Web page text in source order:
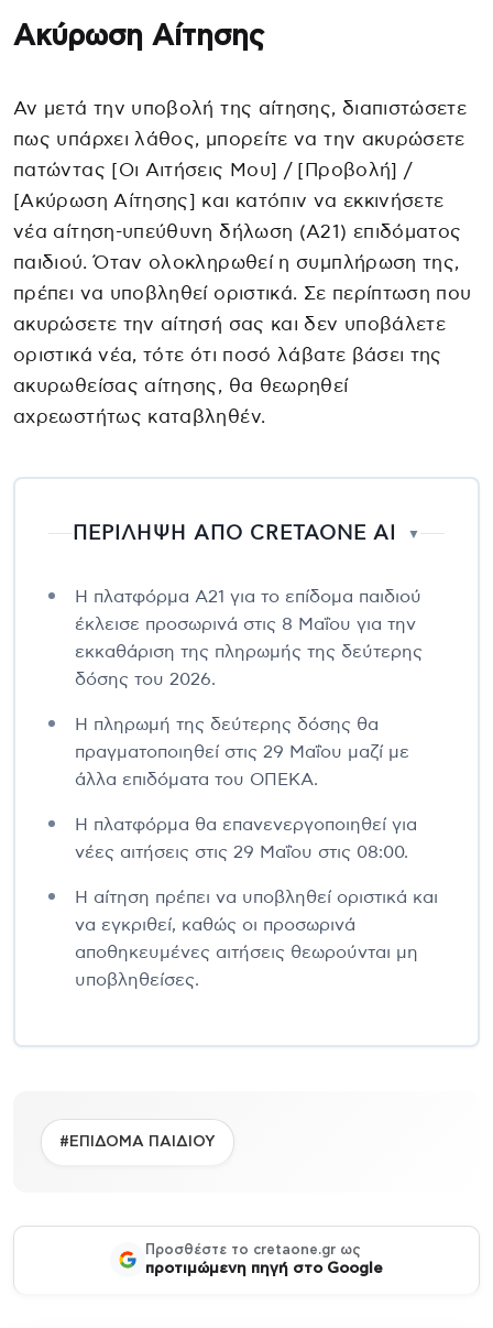
Ακύρωση Αίτησης
Αν μετά την υποβολή της αίτησης, διαπιστώσετε
πως υπάρχει λάθος, μπορείτε να την ακυρώσετε
πατώντας [Οι Αιτήσεις Μου] / [Προβολή] /
[Ακύρωση Αίτησης] και κατόπιν να εκκινήσετε
νέα αίτηση-υπεύθυνη δήλωση (Α21) επιδόματος
παιδιού. Όταν ολοκληρωθεί η συμπλήρωση της,
πρέπει να υποβληθεί οριστικά. Σε περίπτωση που
ακυρώσετε την αίτησή σας και δεν υποβάλετε
οριστικά νέα, τότε ότι ποσό λάβατε βάσει της
ακυρωθείσας αίτησης, θα θεωρηθεί
αχρεωστήτως καταβληθέν.
ΠΕΡΙΛΗΨΗ ΑΠΟ CRETAONE AI ▼
Η πλατφόρμα Α21 για το επίδομα παιδιού
έκλεισε προσωρινά στις 8 Μαΐου για την
εκκαθάριση της πληρωμής της δεύτερης
δόσης του 2026.
Η πληρωμή της δεύτερης δόσης θα
πραγματοποιηθεί στις 29 Μαΐου μαζί με
άλλα επιδόματα του ΟΠΕΚΑ.
Η πλατφόρμα θα επανενεργοποιηθεί για
νέες αιτήσεις στις 29 Μαΐου στις 08:00.
Η αίτηση πρέπει να υποβληθεί οριστικά και
να εγκριθεί, καθώς οι προσωρινά
αποθηκευμένες αιτήσεις θεωρούνται μη
υποβληθείσες.
#ΕΠΙΔΟΜΑ ΠΑΙΔΙΟΥ
Προσθέστε το cretaone.gr ως
προτιμώμενη πηγή στο Google